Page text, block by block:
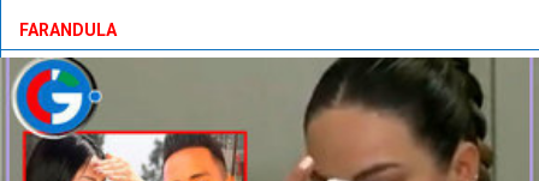
FARANDULA